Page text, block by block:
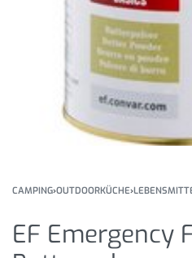
CAMPING›OUTDOORKÜCHE›
EF Emergency